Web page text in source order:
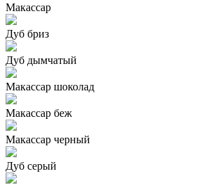
Макассар
Дуб бриз
Дуб дымчатый
Макассар шоколад
Макассар беж
Макассар черный
Дуб серый